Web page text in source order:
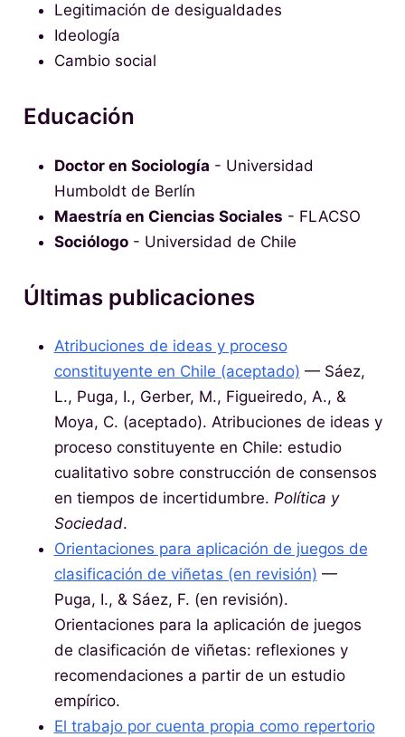
Legitimación de desigualdades
Ideología
Cambio social
Educación
Doctor en Sociología - Universidad
Humboldt de Berlín
Maestría en Ciencias Sociales - FLACSO
Sociólogo- Universidad de Chile
Últimas publicaciones
Atribuciones de ideas y proceso
constituyente en Chile (aceptado) — Sáez,
L., Puga, I., Gerber, M., Figueiredo, A., &
Moya, C. (aceptado). Atribuciones de ideas y
proceso constituyente en Chile: estudio
cualitativo sobre construcción de consensos
en tiempos de incertidumbre. Política y
Sociedad.
Orientaciones para aplicación de juegos de
clasificación de viñetas (en revisión) —
Puga, I., & Sáez, F. (en revisión).
Orientaciones para la aplicación de juegos
de clasificación de viñetas: reflexiones y
recomendaciones a partir de un estudio
empírico.
El trabajo por cuenta propia como repertorio